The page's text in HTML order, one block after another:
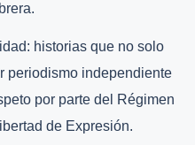
historias que no solo
periodismo independiente
por parte del Régimen
de Expresión.